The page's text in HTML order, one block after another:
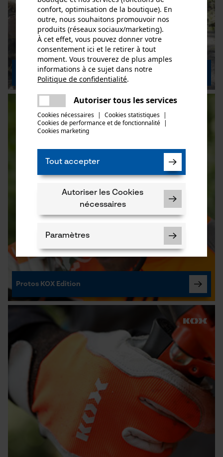
KOX Vento 2.0
Protos KOX Edition
confort, optimisation de la boutique). En
outre, nous souhaitons promouvoir nos
produits (réseaux sociaux/marketing).
À cet effet, vous pouvez donner votre
consentement ici et le retirer à tout
moment. Vous trouverez de plus amples
informations à ce sujet dans notre
Politique de confidentialité.
Autoriser tous les services
Cookies nécessaires | Cookies statistiques |
Cookies de performance et de fonctionnalité |
Cookies marketing
Tout accepter
Autoriser les Cookies
nécessaires
Paramètres
Cookies nécessaires
Vérifier linstallation de cookies
ID de session
Sauvegarder les préférences
pour traitement des données
Econda Tag Manager
Cookies statistiques
Une erreur s'est produite. Veuillez
essayer encore.
partager
partager
mail